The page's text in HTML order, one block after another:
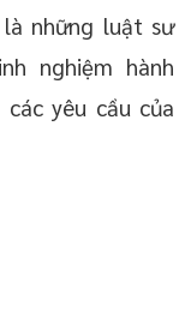
những luật sư
nghiệm hành
yêu cầu của